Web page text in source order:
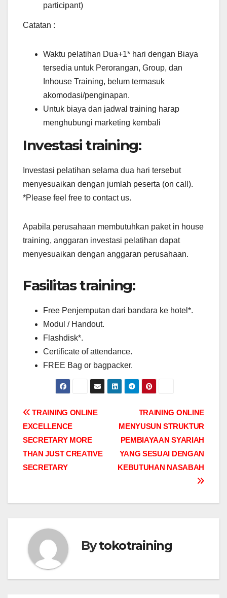
participant)
Catatan :
Waktu pelatihan Dua+1* hari dengan Biaya
tersedia untuk Perorangan, Group, dan
Inhouse Training, belum termasuk
akomodasi/penginapan.
Untuk biaya dan jadwal training harap
menghubungi marketing kembali
Investasi training:
Investasi pelatihan selama dua hari tersebut
menyesuaikan dengan jumlah peserta (on call).
*Please feel free to contact us.
Apabila perusahaan membutuhkan paket in house
training, anggaran investasi pelatihan dapat
menyesuaikan dengan anggaran perusahaan.
Fasilitas training:
Free Penjemputan dari bandara ke hotel*.
Modul / Handout.
Flashdisk*.
Certificate of attendance.
FREE Bag or bagpacker.
Post
navigation
TRAINING ONLINE
MENYUSUN STRUKTUR
PEMBIAYAAN SYARIAH
YANG SESUAI DENGAN
KEBUTUHAN NASABAH
TRAINING ONLINE
EXCELLENCE
SECRETARY MORE
THAN JUST CREATIVE
SECRETARY
Bytokotraining